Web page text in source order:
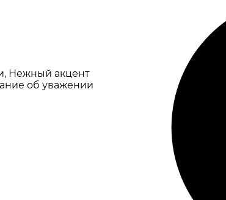
Нежный акцент
об уважении